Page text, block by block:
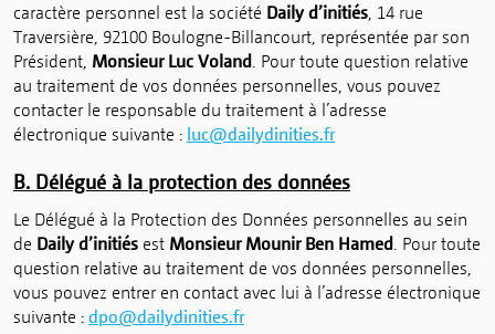
caractère personnel est la société Daily d’initiés, 14 rue
Traversière, 92100 Boulogne-Billancourt, représentée par son
Président, Monsieur Luc Voland. Pour toute question relative
au traitement de vos données personnelles, vous pouvez
contacter le responsable du traitement à l’adresse
électronique suivante : luc@dailydinities.fr
B. Délégué à la protection des données
Le Délégué à la Protection des Données personnelles au sein
de Daily d’initiés est Monsieur Mounir Ben Hamed. Pour toute
question relative au traitement de vos données personnelles,
vous pouvez entrer en contact avec lui à l’adresse électronique
suivante : dpo@dailydinities.fr